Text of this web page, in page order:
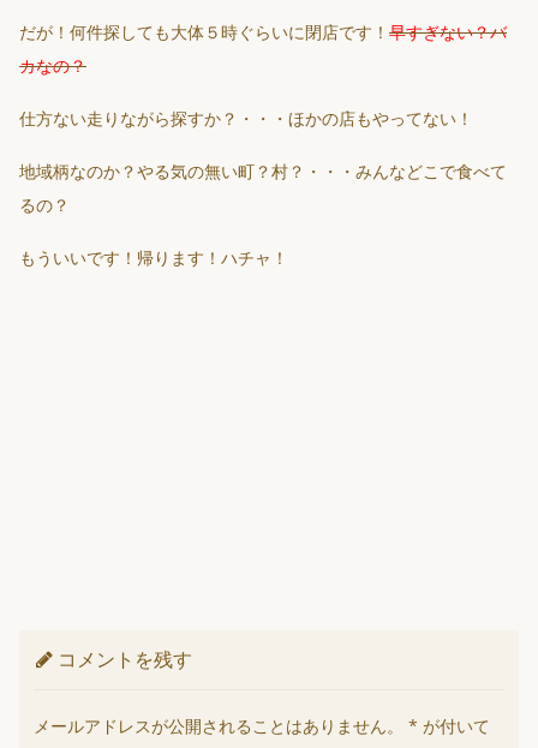
だが！何件探しても大体５時ぐらいに閉店です！ 早すぎない？バ
カなの？
仕方ない走りながら探すか？・・・ほかの店もやってない！
地域柄なのか？やる気の無い町？村？・・・みんなどこで食べて
るの？
もういいです！帰ります！ハチャ！
コメントを残す
メールアドレスが公開されることはありません。 * が付いて